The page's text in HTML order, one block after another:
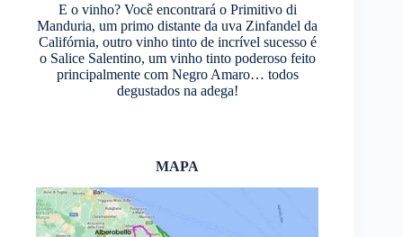
E o vinho? Você encontrará o Primitivo di
Manduria, um primo distante da uva Zinfandel da
Califórnia, outro vinho tinto de incrível sucesso é
o Salice Salentino, um vinho tinto poderoso feito
principalmente com Negro Amaro… todos
degustados na adega!
MAPA